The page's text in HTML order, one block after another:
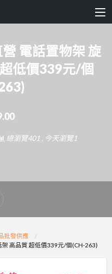
電話置物架 旋
低價339元/個
總瀏覽401 , 今天瀏覽1
批發供應
高品質 超低價339元/個(CH-263)